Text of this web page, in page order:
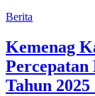
Berita
Kemenag
Tahun